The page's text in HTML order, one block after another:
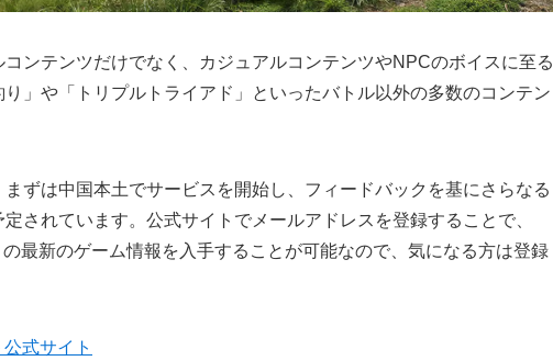
ンテンツだけでなく、カジュアルコンテンツやNPCのボイスに至る
」や「トリプルトライアド」といったバトル以外の多数のコンテン
ずは中国本土でサービスを開始し、フィードバックを基にさらなる
されています。公式サイトでメールアドレスを登録することで、
最新のゲーム情報を入手することが可能なので、気になる方は登録
式サイト